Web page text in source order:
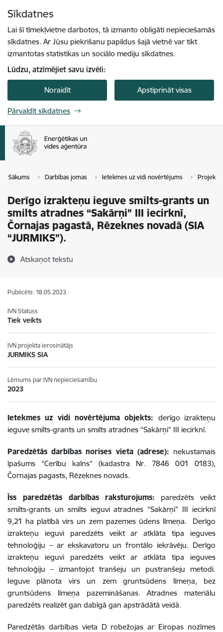
Sīkdatnes
Lai šī tīmekļvietne darbotos, tā izmanto obligāti nepieciešamās
sīkdatnes. Ar Jūsu piekrišanu papildus šajā vietnē var tikt
izmantotas statistikas un sociālo mediju sīkdatnes.
Lūdzu, atzīmējiet savu izvēli:
Noraidīt Apstiprināt visas
Pārvaldīt sīkdatnes
Sākums Darbības jomas Ietekmes uz vidi novērtējums Projekti
Derīgo izrakteņu ieguve smilts-grants un
smilts atradnes “Sakārņi” III iecirknī,
Čornajas pagastā, Rēzeknes novadā (SIA
“JURMIKS”).
Atskaņot tekstu
Publicēts: 18.05.2023.
IVN Statuss
Tiek veikts
IVN projekta ierosinātājs
JURMIKS SIA
Lēmums par IVN nepieciešamību
2023
Ietekmes uz vidi novērtējuma objekts: derīgo izrakteņu
ieguve smilts-grants un smilts atradnes “Sakārņi” III iecirknī.
Paredzētās darbības norises vieta (adrese): nekustamais
īpašums “Cerību kalns” (kadastra Nr. 7846 001 0183),
Čornajas pagasts, Rēzeknes novads.
Īss paredzētās darbības raksturojums:
paredzēts veikt
smilts-grants un smilts ieguvi atradnes “Sakārņi” III iecirknī
9,21 ha platībā virs un zem pazemes ūdens līmeņa.
Derīgo
izrakteņu ieguvi paredzēts veikt ar atklāta tipa ieguves
tehnoloģiju – ar ekskavatoru un frontālo iekrāvēju. Derīgo
izrakteņu ieguvi paredzēts veikt ar atklāta tipa ieguves
tehnoloģiju – izmantojot tranšeju un pustranšeju metodi.
Ieguve plānota virs un zem gruntsūdens līmeņa, bez
gruntsūdens līmeņa pazemināšanas.Atradnes materiālu
paredzēts realizēt gan dabīgā gan apstrādātā veidā.
Paredzētās darbības vieta D robežojas ar Eiropas nozīmes